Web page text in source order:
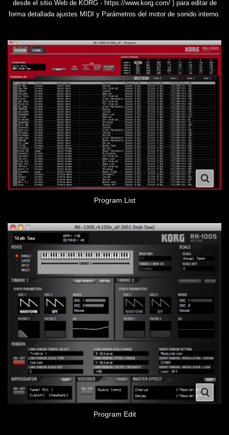
desde el sitio Web de KORG - https://www.korg.com/ ) para editar de
forma detallada ajustes MIDI y Parámetros del motor de sonido interno.
Program List
Program Edit